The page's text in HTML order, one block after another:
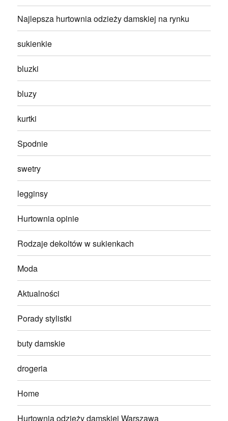
Najlepsza hurtownia odzieży damskiej na rynku
sukienkie
bluzki
bluzy
kurtki
Spodnie
swetry
legginsy
Hurtownia opinie
Rodzaje dekoltów w sukienkach
Moda
Aktualności
Porady stylistki
buty damskie
drogeria
Home
Hurtownia odzieży damskiej Warszawa